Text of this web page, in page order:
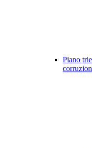
Piano